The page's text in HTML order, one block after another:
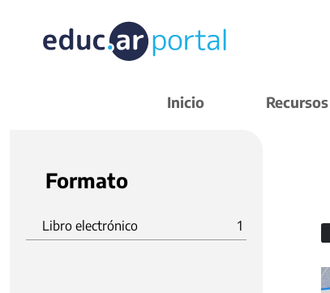
Inicio Recursos
Formato
Libro electrónico 1